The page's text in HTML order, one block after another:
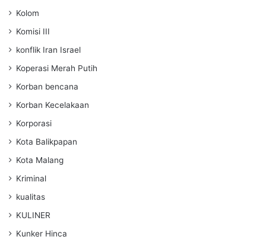
Kolom
Komisi III
konflik Iran Israel
Koperasi Merah Putih
Korban bencana
Korban Kecelakaan
Korporasi
Kota Balikpapan
Kota Malang
Kriminal
kualitas
KULINER
Kunker Hinca